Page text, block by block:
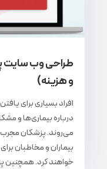
طراحی وب سایت
و هزینه)
افراد بسیاری برای
درباره بیماری‌ها و
می‌روند. پزشکان
بیماران و مخاطبان
خواهند کرد.